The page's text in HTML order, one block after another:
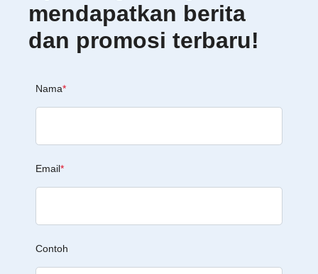
mendapatkan berita
dan promosi terbaru!
Nama*
Email*
Contoh